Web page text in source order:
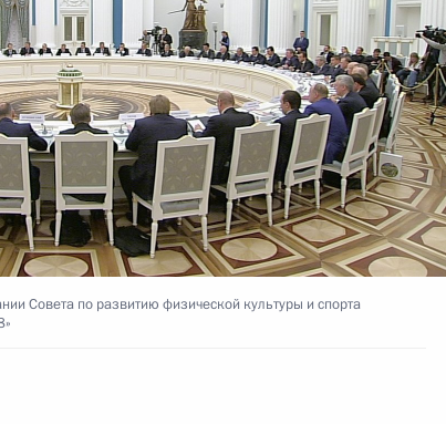
края Виктором Басаргиным
3
институт» Михаилом
5
Совета по развитию физической культуры и спорта